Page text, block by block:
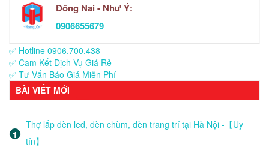
Đông Nai - Như Ý:
0906655679
✅ Hotline 0906.700.438
✅ Cam Kết Dịch Vụ Giá Rẻ
✅ Tư Vấn Báo Giá Miễn Phí
BÀI VIẾT MỚI
Thợ lắp đèn led, đèn chùm, đèn trang trí tại Hà Nội -【Uy
tín】